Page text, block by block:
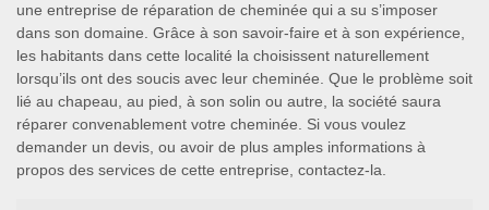
une entreprise de réparation de cheminée qui a su s’imposer
dans son domaine. Grâce à son savoir-faire et à son expérience,
les habitants dans cette localité la choisissent naturellement
lorsqu’ils ont des soucis avec leur cheminée. Que le problème soit
lié au chapeau, au pied, à son solin ou autre, la société saura
réparer convenablement votre cheminée. Si vous voulez
demander un devis, ou avoir de plus amples informations à
propos des services de cette entreprise, contactez-la.